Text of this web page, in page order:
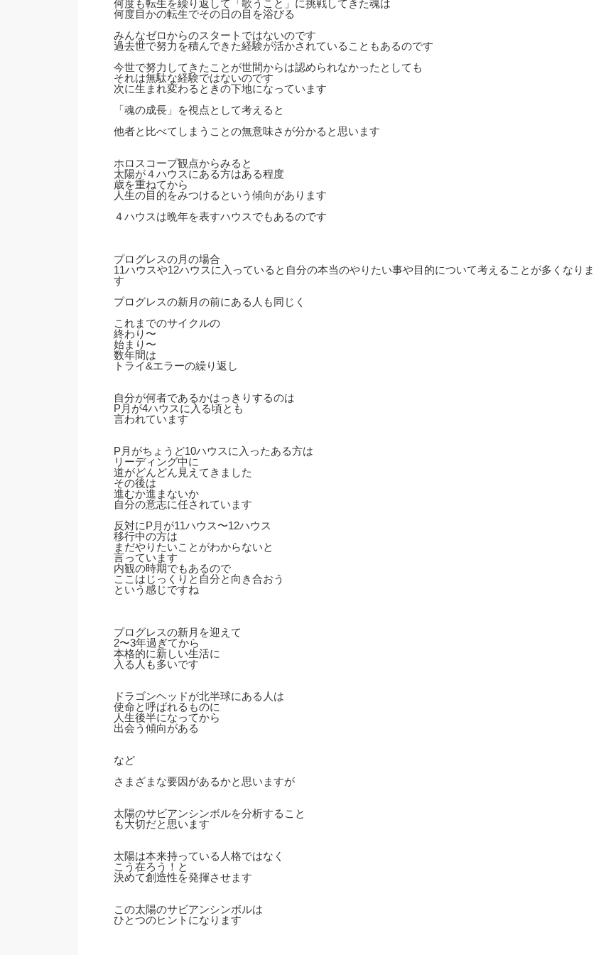
何度も転生を繰り返して「歌うこと」に挑戦してきた魂は
何度目かの転生でその日の目を浴びる
みんなゼロからのスタートではないのです
過去世で努力を積んできた経験が活かされていることもあるのです
今世で努力してきたことが世間からは認められなかったとしても
それは無駄な経験ではないのです
次に生まれ変わるときの下地になっています
「魂の成長」を視点として考えると
他者と比べてしまうことの無意味さが分かると思います
ホロスコープ観点からみると
太陽が４ハウスにある方はある程度
歳を重ねてから
人生の目的をみつけるという傾向があります
４ハウスは晩年を表すハウスでもあるのです
プログレスの月の場合
11ハウスや12ハウスに入っていると自分の本当のやりたい事や目的について考えることが多くなりま
す
プログレスの新月の前にある人も同じく
これまでのサイクルの
終わり〜
始まり〜
数年間は
トライ&エラーの繰り返し
自分が何者であるかはっきりするのは
P月が4ハウスに入る頃とも
言われています
P月がちょうど10ハウスに入ったある方は
リーディング中に
道がどんどん見えてきました
その後は
進むか進まないか
自分の意志に任されています
反対にP月が11ハウス〜12ハウス
移行中の方は
まだやりたいことがわからないと
言っています
内観の時期でもあるので
ここはじっくりと自分と向き合おう
という感じですね
プログレスの新月を迎えて
2〜3年過ぎてから
本格的に新しい生活に
入る人も多いです
ドラゴンヘッドが北半球にある人は
使命と呼ばれるものに
人生後半になってから
出会う傾向がある
など
さまざまな要因があるかと思いますが
太陽のサビアンシンボルを分析すること
も大切だと思います
太陽は本来持っている人格ではなく
こう在ろう！と
決めて創造性を発揮させます
この太陽のサビアンシンボルは
ひとつのヒントになります